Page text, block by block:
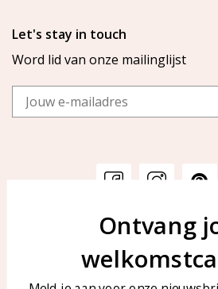
Let's stay in touch
Word lid van onze mailinglijst
Email
Veelgestelde vragen
Sieraden onderhouden
Ontvang